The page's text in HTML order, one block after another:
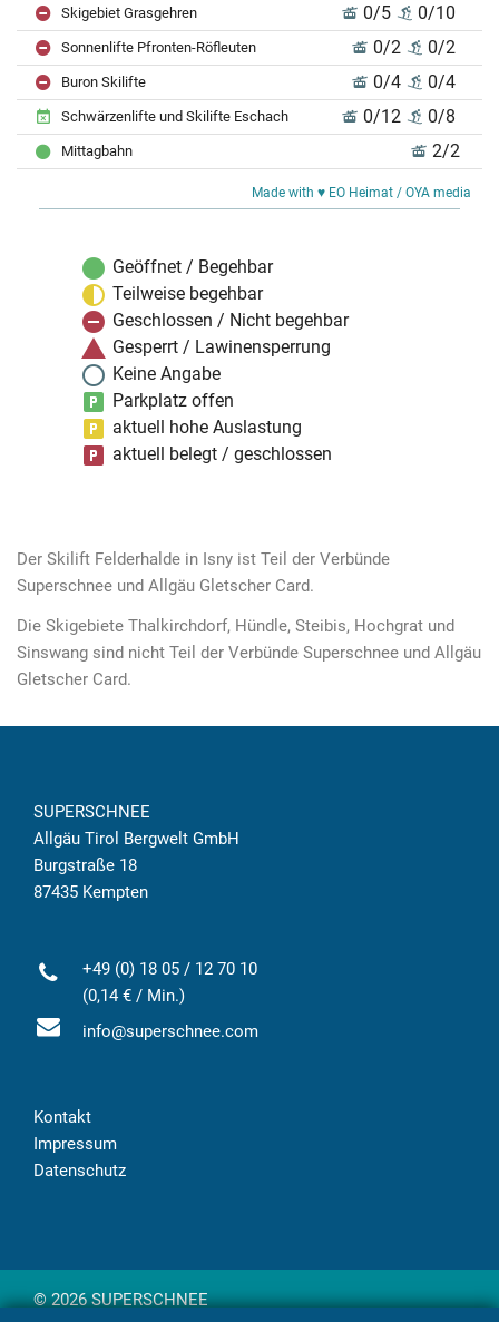
Skigebiet Grasgehren 0/5 0/10
Sonnenlifte Pfronten-Röfleuten 0/2 0/2
Buron Skilifte 0/4 0/4
Schwärzenlifte und Skilifte Eschach 0/12 0/8
Mittagbahn 2/2
Made with ♥ EO Heimat / OYA media
Geöffnet / Begehbar
Teilweise begehbar
Geschlossen / Nicht begehbar
Gesperrt / Lawinensperrung
Keine Angabe
Parkplatz offen
aktuell hohe Auslastung
aktuell belegt / geschlossen
Der Skilift Felderhalde in Isny ist Teil der Verbünde
Superschnee und Allgäu Gletscher Card.
Die Skigebiete Thalkirchdorf, Hündle, Steibis, Hochgrat und
Sinswang sind nicht Teil der Verbünde Superschnee und Allgäu
Gletscher Card.
SUPERSCHNEE
Allgäu Tirol Bergwelt GmbH
Burgstraße 18
87435 Kempten
+49 (0) 18 05 / 12 70 10
(0,14 € / Min.)
info@superschnee.com
Kontakt
Impressum
Datenschutz
© 2026 SUPERSCHNEE